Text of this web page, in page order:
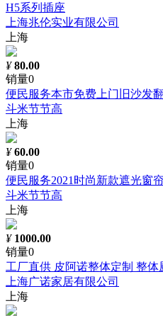
H5系列插座
上海兆伦实业有限公司
上海
¥ 80.00
销量0
便民服务本市免费上门旧沙发
斗米节节高
上海
¥ 60.00
销量0
便民服务2021时尚新款遮光窗
斗米节节高
上海
¥ 1000.00
销量0
工厂直供 皮阿诺整体定制 整体
上海广诺家居有限公司
上海